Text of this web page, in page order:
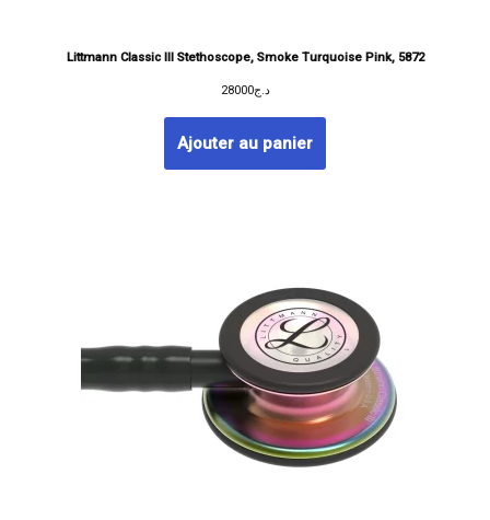
Littmann Classic III Stethoscope, Smoke Turquoise Pink, 5872
د.ج28000
Ajouter au panier